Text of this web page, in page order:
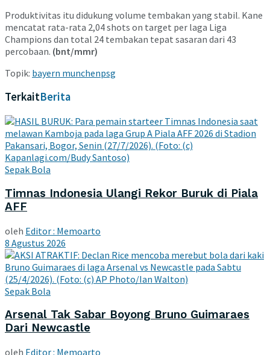
Produktivitas itu didukung volume tembakan yang stabil. Kane
mencatat rata-rata 2,04 shots on target per laga Liga
Champions dan total 24 tembakan tepat sasaran dari 43
percobaan. (bnt/mmr)
Topik: bayern munchenpsg
TerkaitBerita
Sepak Bola
Timnas Indonesia Ulangi Rekor Buruk di Piala
AFF
oleh Editor : Memoarto
8 Agustus 2026
Sepak Bola
Arsenal Tak Sabar Boyong Bruno Guimaraes
Dari Newcastle
oleh Editor : Memoarto